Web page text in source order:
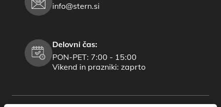
info@stern.si
Delovni čas:
PON-PET: 7:00 - 15:00
Vikend in prazniki: zaprto